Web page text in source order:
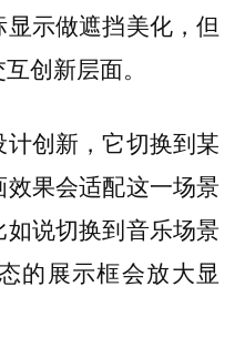
示做遮挡美化，但
创新层面。
创新，它切换到某
果会适配这一场景
说切换到音乐场景
的展示框会放大显